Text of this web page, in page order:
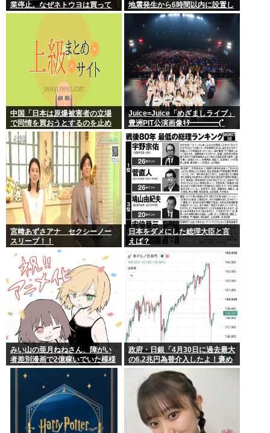
業停止。なぜネトウヨは買って
あげなかったの？
地震発生から6時間以内に設置し
た避難所がこれwww
中国「日本は原爆被害者の立場
で同情を買おうとするのを止め
ろ」
Juice=Juice「めざましライブ」
豊洲PIT公演画像ｷﾀ━━━━(ﾟ
∀ﾟ)━━━━!!
宮﨑あずさアナ セクシーノー
スリーブ！！
日本をダメにした総理大臣と言
えば？
みい山の亜月ねねさん、障がい
者差別漫画で2億稼いでいた模様
www
政府・日銀「4月30日に過去最大
の6.2兆円為替介入したよ！褒め
てよ！」